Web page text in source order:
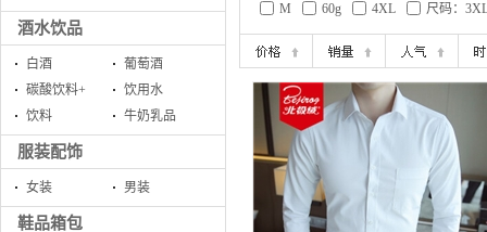
酒水饮品
白酒
葡萄酒
碳酸饮料+
饮用水
饮料
牛奶乳品
服装配饰
女装 男装
鞋品箱包
M
60g 4XL 尺码：